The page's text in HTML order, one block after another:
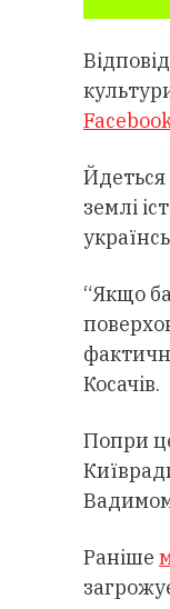
землі
“Якщо
Косачів.
Попри
Раніше